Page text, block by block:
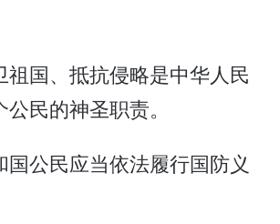
国、抵抗侵略是中华人民
民的神圣职责。
国公民应当依法履行国防义